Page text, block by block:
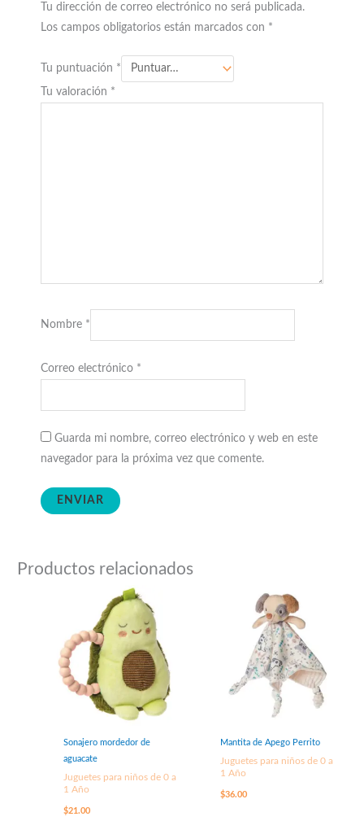
Tu dirección de correo electrónico no será publicada.
Los campos obligatorios están marcados con *
Tu puntuación *
Tu valoración *
Nombre *
Correo electrónico *
Guarda mi nombre, correo electrónico y web en este
navegador para la próxima vez que comente.
Productos relacionados
Sonajero mordedor de
aguacate
Juguetes para niños de 0 a
1 Año
$21.00
Mantita de Apego Perrito
Juguetes para niños de 0 a
1 Año
$36.00